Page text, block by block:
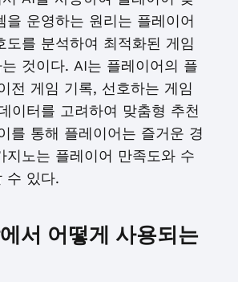
을 운영하는 원리는 플레이어
도를 분석하여 최적화된 게임
것이다. AI는 플레이어의 플
전 게임 기록, 선호하는 게임
이터를 고려하여 맞춤형 추천
를 통해 플레이어는 즐거운 경
지노는 플레이어 만족도와 수
수 있다.
서 어떻게 사용되는